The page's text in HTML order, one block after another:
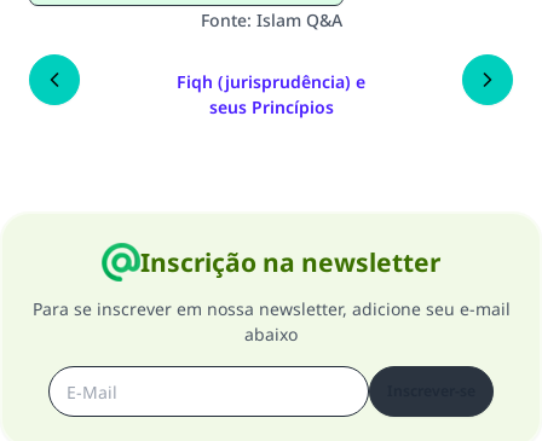
Fonte: Islam Q&A
Fiqh (jurisprudência) e
seus Princípios
Inscrição na newsletter
Para se inscrever em nossa newsletter, adicione seu e-mail
abaixo